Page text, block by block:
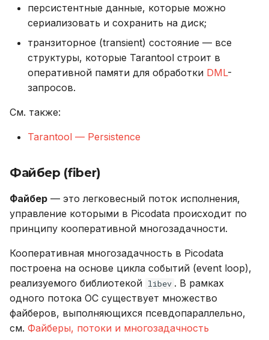
персистентные данные, которые можно
сериализовать и сохранить на диск;
транзиторное (transient) состояние — все
структуры, которые Tarantool строит в
оперативной памяти для обработки DML-
запросов.
См. также:
Tarantool — Persistence
Файбер (fiber)
Файбер — это легковесный поток исполнения,
управление которыми в Picodata происходит по
принципу кооперативной многозадачности.
Кооперативная многозадачность в Picodata
построена на основе цикла событий (event loop),
реализуемого библиотекой libev . В рамках
одного потока ОС существует множество
файберов, выполняющихся псевдопараллельно,
см. Файберы, потоки и многозадачность